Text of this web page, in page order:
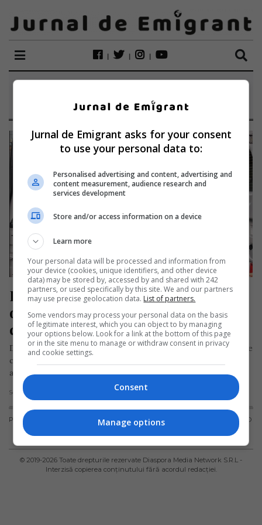
COLETARIE
Doi frați români care aveau o firmă
de coletărie în Germania au fost
condamnați la închisoare
Doi frați de naționalitate română care au condus un serviciu de
coletărie în localitățile germane Traunstein și Feldkirchen,
ambele situate…
Scris de Redacția Jurnal de Emigrant - joi, 11 august 2022
PUBLICITATE
UTILIZARE
POLITICA DE
CONFIDENȚIALITATE
POLITICA PRIVIND
COOKIES
© 2019-2026 Toate drepturile rezervate Diaspora Media Network S.R.L -
Interzisă copierea conținutului fără acordul redacției.
Jurnal de Emigrant asks for your consent
to use your personal data to:
Personalised advertising and content, advertising and
content measurement, audience research and
services development
Store and/or access information on a device
Learn more
Your personal data will be processed and information from
your device (cookies, unique identifiers, and other device
data) may be stored by, accessed by and shared with 242
partners, or used specifically by this site. We and our partners
may use precise geolocation data. List of partners.
Some vendors may process your personal data on the basis
of legitimate interest, which you can object to by managing
your options below. Look for a link at the bottom of this page
or in the site menu to manage or withdraw consent in privacy
and cookie settings.
Consent
Manage options